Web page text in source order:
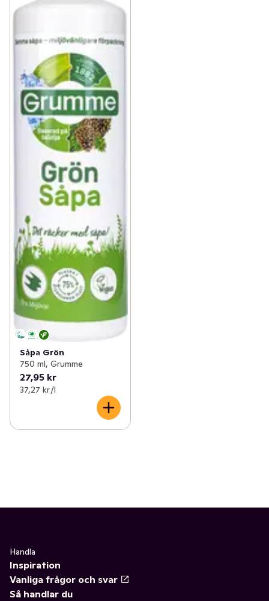
Såpa Grön
750 ml, Grumme
27,95 kr
37,27 kr /l
Handla
Inspiration
Vanliga frågor och svar
Så handlar du